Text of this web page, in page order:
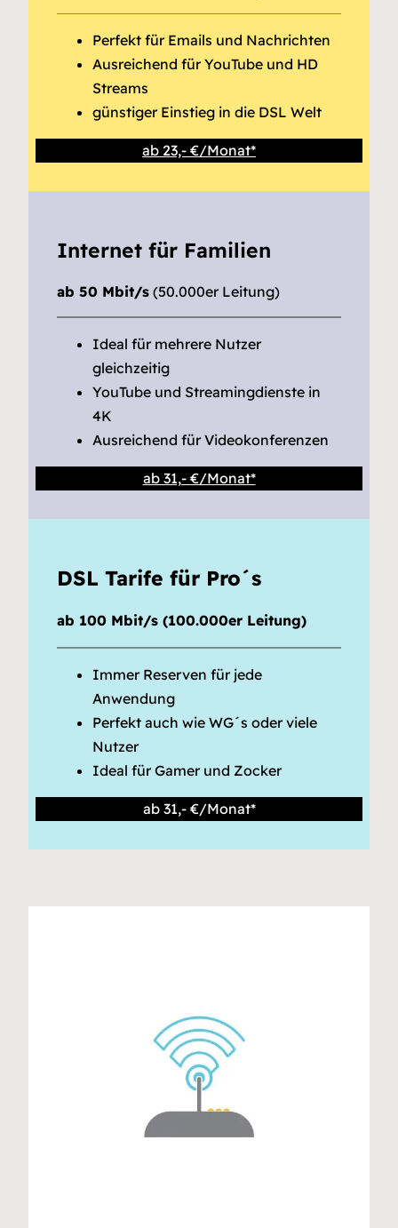
Perfekt für Emails und Nachrichten
Ausreichend für YouTube und HD
Streams
günstiger Einstieg in die DSL Welt
ab 23,- €/Monat*
Internet für Familien
ab 50 Mbit/s (50.000er Leitung)
Ideal für mehrere Nutzer
gleichzeitig
YouTube und Streamingdienste in
4K
Ausreichend für Videokonferenzen
ab 31,- €/Monat*
DSL Tarife für Pro´s
ab 100 Mbit/s (100.000er Leitung)
Immer Reserven für jede
Anwendung
Perfekt auch wie WG´s oder viele
Nutzer
Ideal für Gamer und Zocker
ab 31,- €/Monat*